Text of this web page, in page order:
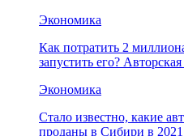
Экономика
Как потратить 2
запустить его?
Экономика
Стало известно, какие
проданы в Сибири в